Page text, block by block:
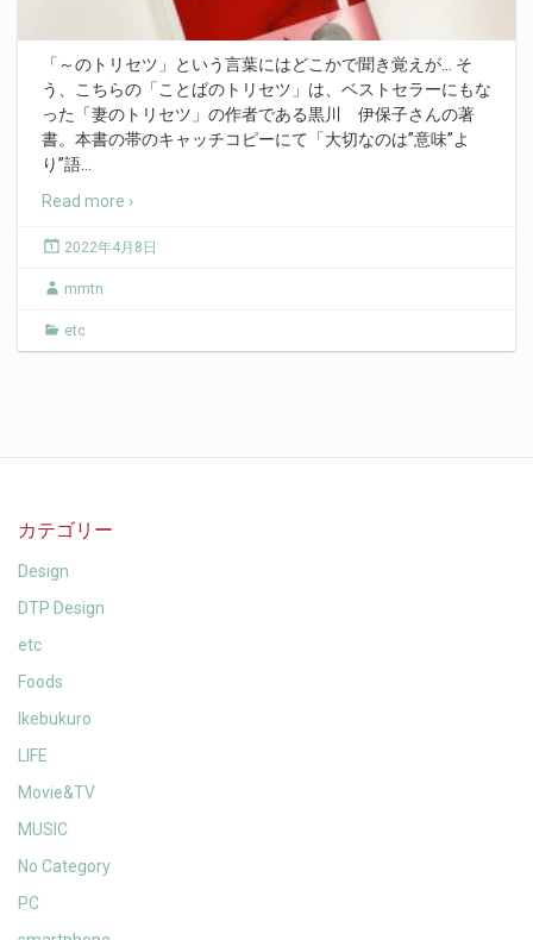
「～のトリセツ」という言葉にはどこかで聞き覚えが… そ
う、こちらの「ことばのトリセツ」は、ベストセラーにもな
った「妻のトリセツ」の作者である黒川 伊保子さんの著
書。本書の帯のキャッチコピーにて「大切なのは”意味”よ
り”語
Read more ›
2022年4月8日
mmtn
etc
カテゴリー
Design
DTP Design
etc
Foods
Ikebukuro
LIFE
Movie&TV
MUSIC
No Category
PC